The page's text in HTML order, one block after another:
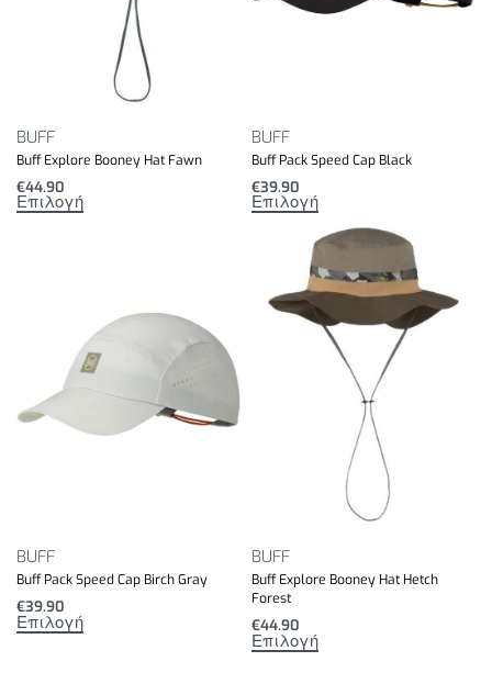
BUFF
Buff Explore Booney Hat Fawn
€44.90
Επιλογή
BUFF
Buff Pack Speed Cap Black
€39.90
Επιλογή
BUFF
Buff Pack Speed Cap Birch Gray
€39.90
Επιλογή
BUFF
Buff Explore Booney Hat Hetch
Forest
€44.90
Επιλογή